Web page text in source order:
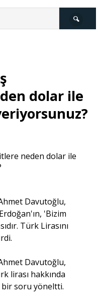
dolar ile
Davutoğlu,
'Bizim
Türk Lirasını
Davutoğlu,
lirası hakkında
bir soru yöneltti.